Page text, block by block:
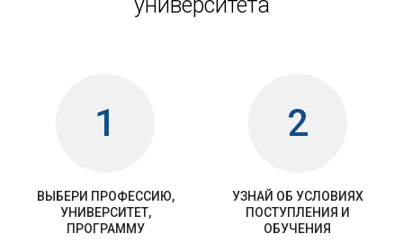
1
ВЫБЕРИ ПРОФЕССИЮ,
УНИВЕРСИТЕТ,
ПРОГРАММУ
2
УЗНАЙ ОБ УСЛОВИЯХ
ПОСТУПЛЕНИЯ И
ОБУЧЕНИЯ